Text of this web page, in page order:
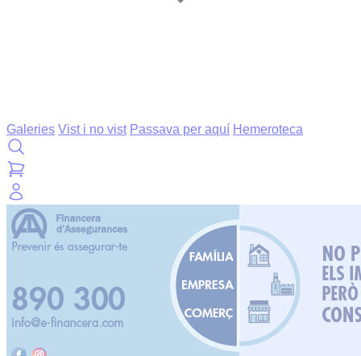
Galeries Vist i no vist Passava per aquí Hemeroteca